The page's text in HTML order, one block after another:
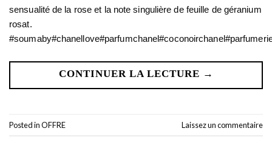
sensualité de la rose et la note singulière de feuille de géranium
rosat.
CONTINUER LA LECTURE →
Posted inOFFRE Laissez un commentaire